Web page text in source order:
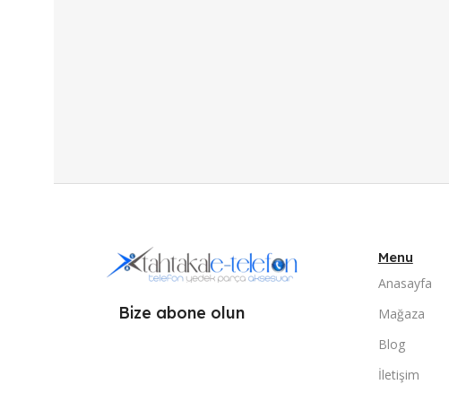
Bize abone olun
Menu
Anasayfa
Mağaza
Blog
İletişim